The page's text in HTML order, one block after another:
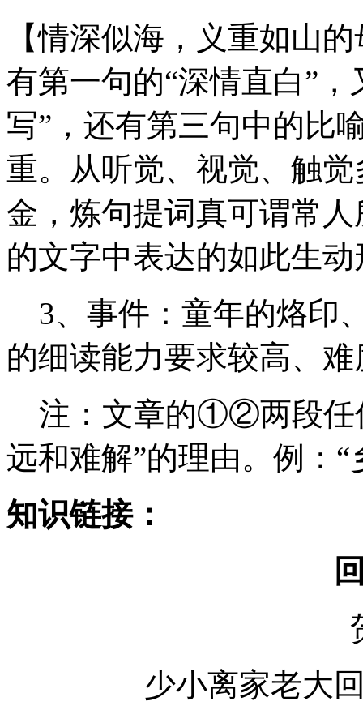
【情深似海，义重如山
有第一句的“深情直白”
写”，还有第三句中的比
重。从听觉、视觉、触
金，炼句提词真可谓常
的文字中表达的如此生
3、事件：童年的烙印
的细读能力要求较高、
注：文章的①②两段任
远和难解”的理由。例：“
知识链接：
少小离家老大